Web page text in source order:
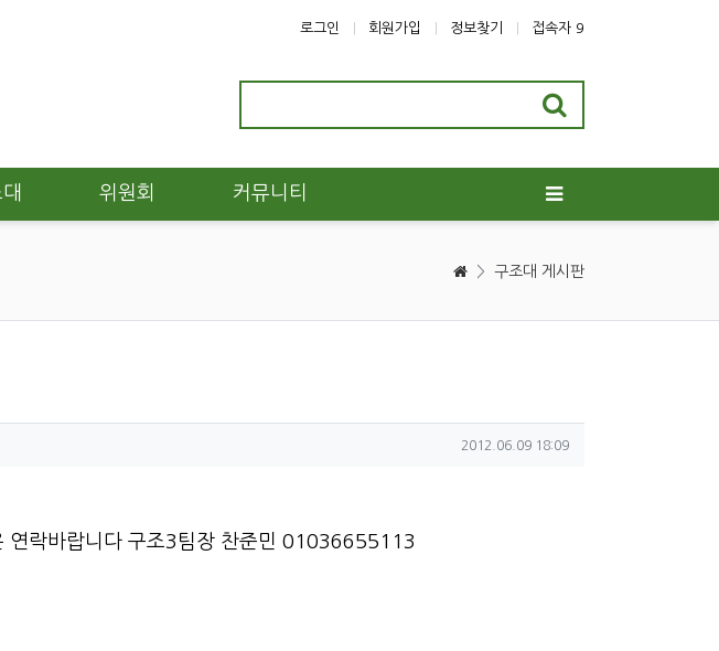
로그인 회원가입 정보찾기 접속자 9
위원회 커뮤니티
> 구조대 게시판
작성일
2012.06.09 18:09
락바랍니다 구조3팀장 찬준민 01036655113